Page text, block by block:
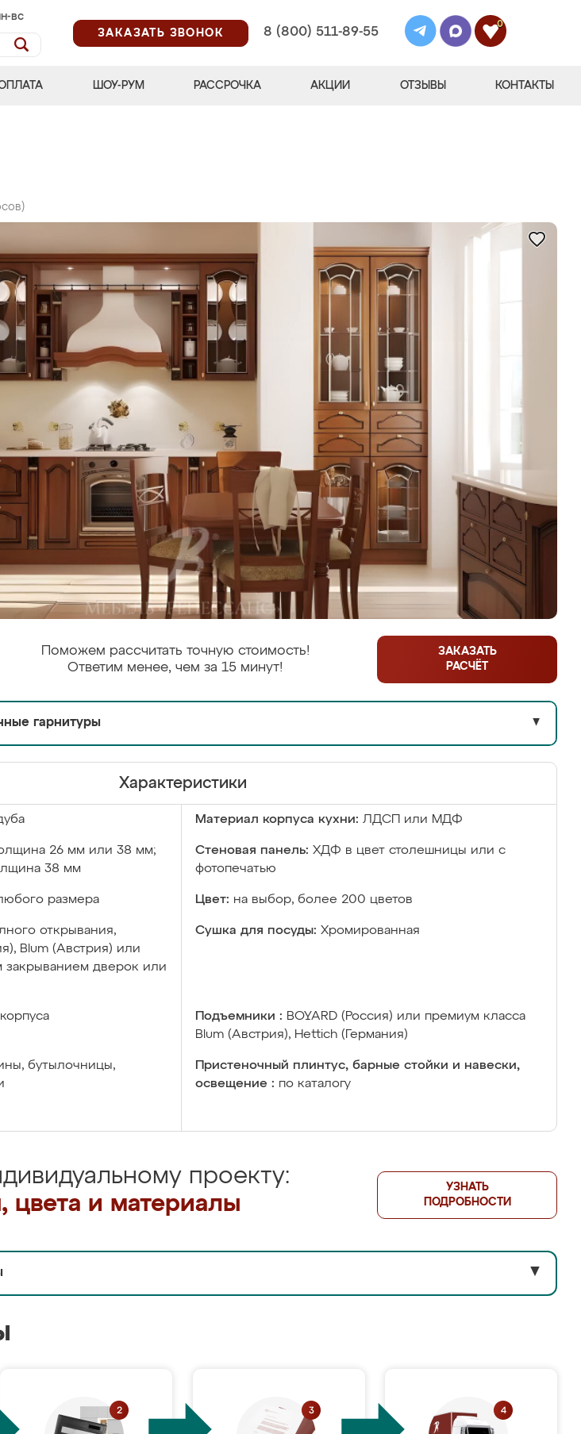
вс
ЗАКАЗАТЬ ЗВОНОК
8 (800) 511-89-55
0
ШОУ-РУМ РАССРОЧКА АКЦИИ ОТЗЫВЫ КОНТАКТЫ
Поможем рассчитать точную стоимость!
Ответим менее, чем за 15 минут!
ЗАКАЗАТЬ
РАСЧЁТ
гарнитуры ▼
Характеристики
Материал корпуса кухни: ЛДСП или МДФ
26 мм или 38 мм;
38 мм
Стеновая панель: ХДФ в цвет столешницы или с
фотопечатью
размера Цвет: на выбор, более 200 цветов
открывания,
Blum (Австрия) или
закрыванием дверок или
Сушка для посуды: Хромированная
Подъемники : BOYARD (Россия) или премиум класса
Blum (Австрия), Hettich (Германия)
бутылочницы,
Пристеночный плинтус, барные стойки и навески,
освещение : по каталогу
проекту:
и материалы
УЗНАТЬ
ПОДРОБНОСТИ
▼